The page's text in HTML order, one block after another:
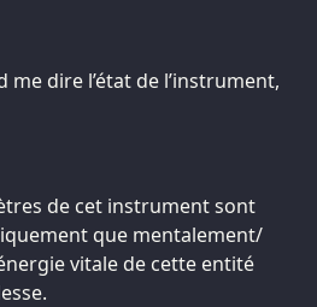
me dire l’état de l’instrument,
de cet instrument sont
que mentalement/
vitale de cette entité